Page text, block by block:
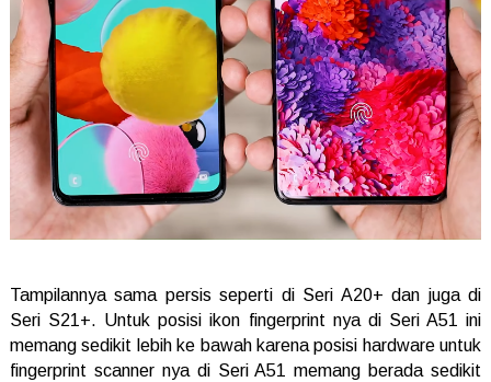
Tampilannya sama persis seperti di Seri A20+ dan juga di
Seri S21+. Untuk posisi ikon fingerprint nya di Seri A51 ini
memang sedikit lebih ke bawah karena posisi hardware untuk
fingerprint scanner nya di Seri A51 memang berada sedikit